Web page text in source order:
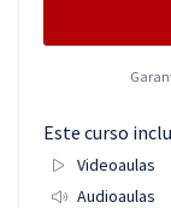
Este curso
Videoaulas
Audioaulas